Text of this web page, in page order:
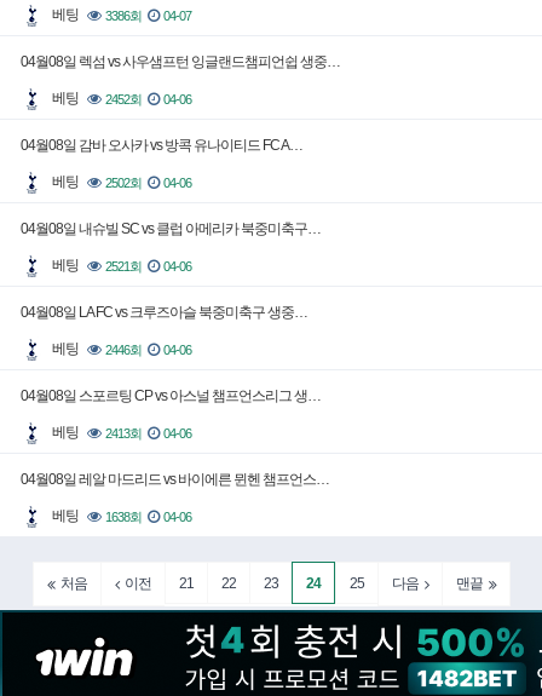
베팅 3386회 04-07
04월08일 렉섬 vs 사우샘프턴 잉글랜드챔피언쉽 생중…
베팅 2452회 04-06
04월08일 감바 오사카 vs 방콕 유나이티드 FC A…
베팅 2502회 04-06
04월08일 내슈빌 SC vs 클럽 아메리카 북중미축구…
베팅 2521회 04-06
04월08일 LA FC vs 크루즈아슬 북중미축구 생중…
베팅 2446회 04-06
04월08일 스포르팅 CP vs 아스널 챔프언스리그 생…
베팅 2413회 04-06
04월08일 레알 마드리드 vs 바이에른 뮌헨 챔프언스…
베팅 1638회 04-06
처음 이전 21 22 23 24 25 다음 맨끝